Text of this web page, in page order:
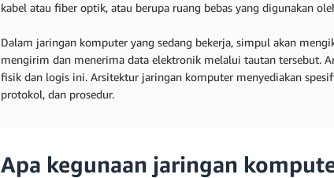
kabel atau fiber optik, atau berupa ruang bebas yang digunakan
Dalam jaringan komputer yang sedang bekerja, simpul akan
mengirim dan menerima data elektronik melalui tautan tersebut.
fisik dan logis ini. Arsitektur jaringan komputer menyediakan
protokol, dan prosedur.
Apa kegunaan jaringan